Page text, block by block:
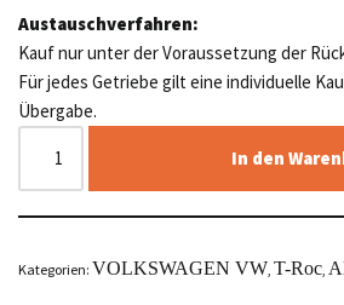
Austauschverfahren:
Kauf nur unter der Voraussetzung der
Für jedes Getriebe gilt eine individuelle
Übergabe.
In den
Kategorien: VOLKSWAGEN VW T-Roc